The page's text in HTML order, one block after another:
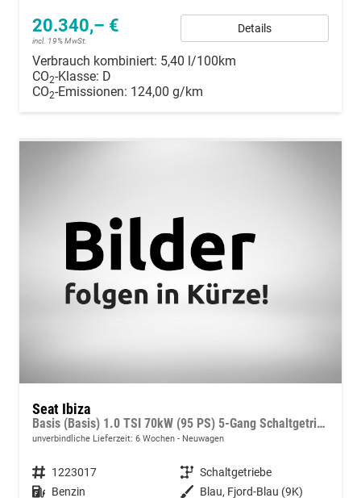
20.340,– €
incl. 19% MwSt.
Details
Verbrauch kombiniert: 5,40 l/100km
CO2-Klasse: D
CO2-Emissionen: 124,00 g/km
Seat Ibiza
Basis (Basis) 1.0 TSI 70kW (95 PS) 5-Gang Schaltgetriebe
unverbindliche Lieferzeit: 6 Wochen Neuwagen
Fahrzeugnummer 1223017 Getriebe Schaltgetriebe
Kraftstoff Benzin Außenfarbe Blau, Fjord-Blau (9K)